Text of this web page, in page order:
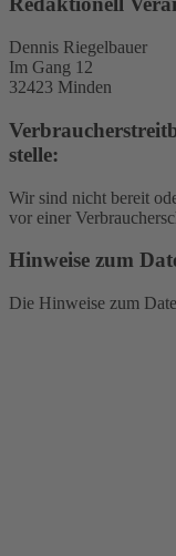
Dennis Riegelbauer
Im Gang 12
32423 Minden
stelle:
Wir sind nicht bereit
vor einer
Hinweise zum
Die Hinweise zum